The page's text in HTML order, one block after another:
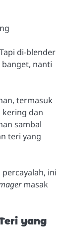
di-blender
banget, nanti
termasuk
dan
sambal
teri yang
ini
masak
yang